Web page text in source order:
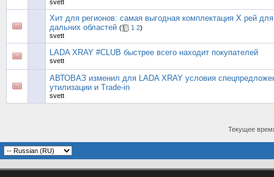
svett
Хит для регионов: самая выгодная комплектация X рей для
дальних областей ( 1 2)
svett
LADA XRAY #CLUB быстрее всего находит покупателей
svett
АВТОВАЗ изменил для LADA XRAY условия
утилизации и Trade-in
svett
Текущее